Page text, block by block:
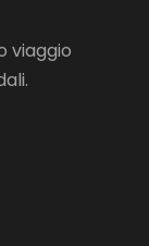
viaggio